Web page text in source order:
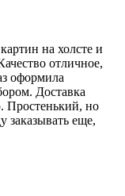
на холсте и
отличное,
оформила
Доставка
Простенький, но
заказывать еще,